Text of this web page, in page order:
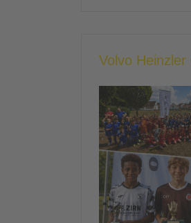
Volvo Heinzler